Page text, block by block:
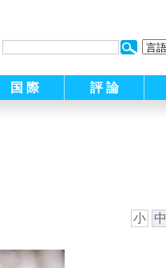
国 際 評 論
小 中